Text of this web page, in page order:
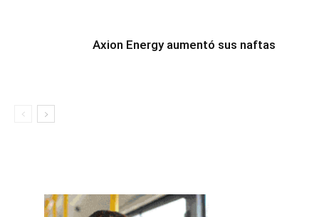
Axion Energy aumentó sus naftas